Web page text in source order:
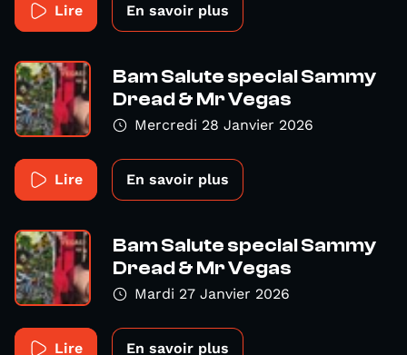
Lire En savoir plus
Bam Salute special Sammy
Dread & Mr Vegas
Mercredi 28 Janvier 2026
Lire En savoir plus
Bam Salute special Sammy
Dread & Mr Vegas
Mardi 27 Janvier 2026
Lire En savoir plus